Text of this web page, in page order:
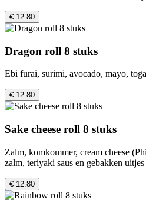
€ 12.80
Dragon roll 8 stuks
Ebi furai, surimi, avocado, mayo,
€ 12.80
Sake cheese roll 8 stuks
Zalm, komkommer, cream cheese
zalm, teriyaki saus en gebakken uitjes
€ 12.80